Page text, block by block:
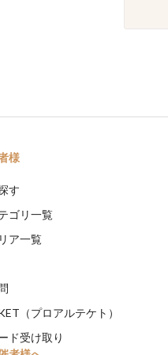
様
す
ゴリ一覧
ア一覧
（プロアルテケト）
ド受け取り